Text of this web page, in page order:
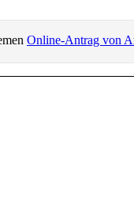
Online-Antrag von